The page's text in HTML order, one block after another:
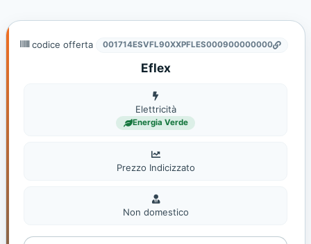
codice offerta 001714ESVFL90XXPFLES000900000000
Eflex
Elettricità
Elettricità
Energia Verde
Prezzo Indicizzato
Non
domestic
Non domestico